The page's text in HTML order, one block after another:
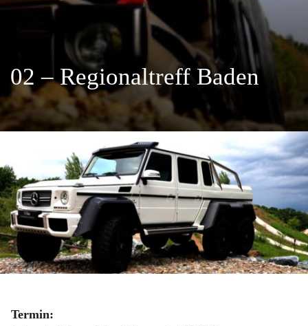
02 – Regionaltreff Baden
Termin: